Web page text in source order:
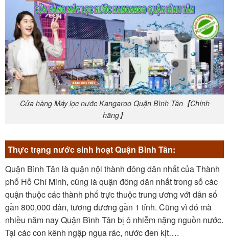
Cửa hàng Máy lọc nước Kangaroo Quận Bình Tân【Chính
hãng】
Thực trạng nước sinh hoạt Quận Bình Tân:
Quận Bình Tân là quận nội thành đông dân nhất của Thành
phố Hồ Chí Minh, cũng là quận đông dân nhất trong số các
quận thuộc các thành phố trực thuộc trung ương với dân số
gần 800,000 dân, tương đương gần 1 tỉnh. Cũng vì đó mà
nhiều năm nay Quận Bình Tân bị ô nhiễm nặng nguồn nước.
Tại các con kênh ngập ngụa rác, nước đen kịt….